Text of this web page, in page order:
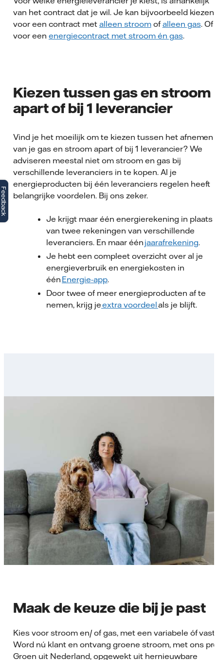
van het contract dat je wil. Je kan bijvoorbeeld kiezen
voor een contract met alleen stroomof alleen gas. Of
voor een energiecontract met stroom én gas.
Kiezen tussen gas en stroom
apart of bij 1 leverancier
Vind je het moeilijk om te kiezen tussen het afnemen
van je gas en stroom apart of bij 1 leverancier? We
adviseren meestal niet om stroom en gas bij
verschillende leveranciers in te kopen. Al je
energieproducten bij één leveranciers regelen heeft
belangrijke voordelen. Bij ons zeker.
Je krijgt maar één energierekening in plaats
van twee rekeningen van verschillende
leveranciers. En maar één jaarafrekening.
Je hebt een compleet overzicht over al je
energieverbruik en energiekosten in
één Energie-app.
Door twee of meer energieproducten af te
nemen, krijg jeextra voordeelals je blijft.
Maak de keuze die bij je past
Kies voor stroom en/ of gas, met een variabele óf
Word nú klant en ontvang groene stroom, met ons
Groen uit Nederland, opgewekt uit hernieuwbare
Feedback